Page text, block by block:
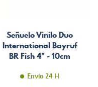
Señuelo Vinilo Duo
International Bayruf
BR Fish 4" - 10cm
Envío 24 H